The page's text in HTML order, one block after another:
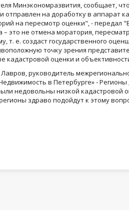
Минэкономразвития, сообщает,
отправлен на доработку в аппарат
на пересмотр оценки", - передал
это не отмена моратория,
т. е. создаст государственного
точку зрения
кадастровой оценки и
руководитель
в Петербурге» -
недовольны низкой кадастровой
здраво подойдут к этому